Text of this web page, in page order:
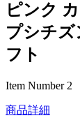
ピンク
プシチズ
フト
Item Number 2
商品詳細